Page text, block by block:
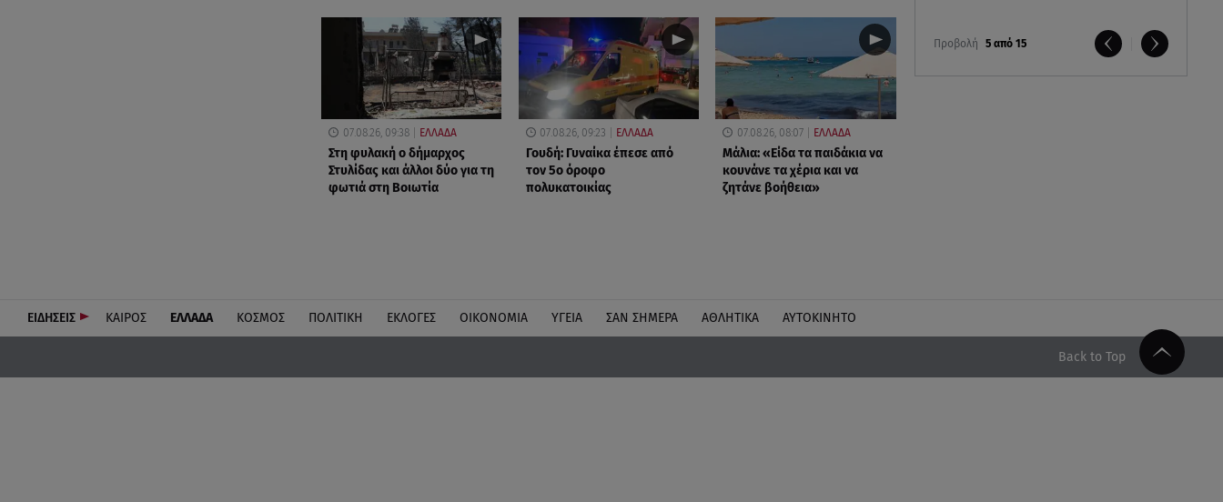
Προβολή 5 από 15
07.08.26, 09:38 ΕΛΛΑΔΑ
Στη φυλακή ο δήμαρχος
Στυλίδας και άλλοι δύο για τη
φωτιά στη Βοιωτία
07.08.26, 09:23 ΕΛΛΑΔΑ
Γουδή: Γυναίκα έπεσε από
τον 5ο όροφο
πολυκατοικίας
07.08.26, 08:07 ΕΛΛΑΔΑ
Μάλια: «Είδα τα παιδάκια να
κουνάνε τα χέρια και να
ζητάνε βοήθεια»
ΕΙΔΗΣΕΙΣ ΚΑΙΡΟΣ ΕΛΛΑΔΑ ΚΟΣΜΟΣ ΠΟΛΙΤΙΚΗ ΕΚΛΟΓΕΣ ΟΙΚΟΝΟΜΙΑ ΥΓΕΙΑ ΣΑΝ ΣΗΜΕΡΑ ΑΘΛΗΤΙΚΑ ΑΥΤΟΚΙΝΗΤΟ
Back to Top